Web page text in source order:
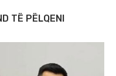
TË PËLQENI